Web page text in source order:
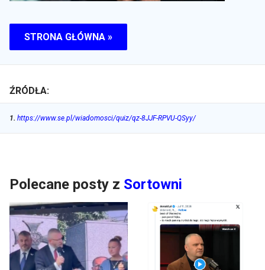
STRONA GŁÓWNA »
ŹRÓDŁA:
1. https://www.se.pl/wiadomosci/quiz/qz-8JJF-RPVU-QSyy/
Polecane posty z Sortowni